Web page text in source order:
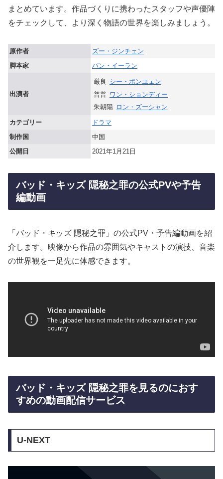
まとめています。作品づくりに携わったスタッフや声優陣
をチェックして、より深く物語の世界を楽しみましょう。
原作者
ズー・ジンチェン
脚本家
パン・イーラン
出演者
厳良 シー・ポンユェン
普普 ワン・ションディー
朱朝陽 ロン・ズーシャン
カテゴリー
ドラマ
制作国
中国
公開日
2021年1月21日
バッド・キッズ 隠秘之罪の公式PVや予告
編動画
「バッド・キッズ 隠秘之罪」の公式PV・予告編動画を紹
介します。映像から作品の雰囲気やキャストの演技、音楽
の世界観を一足先に体感できます。
バッド・キッズ 隠秘之罪を見るのにおす
すめの動画配信サービス
U-NEXT